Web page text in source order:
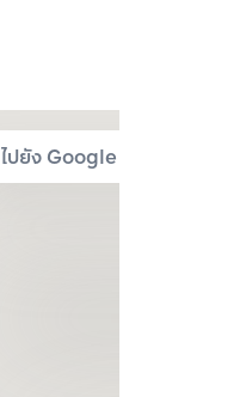
ไปยัง Google Map